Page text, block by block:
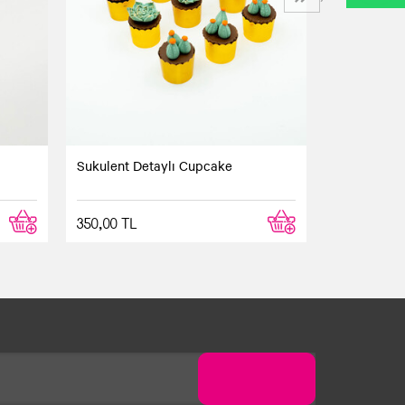
hiçbir ücret talep edilmeden teslim
dolduruyorsunuz ve siparişiniz
Sukulent Detaylı Cupcake
350,00 TL